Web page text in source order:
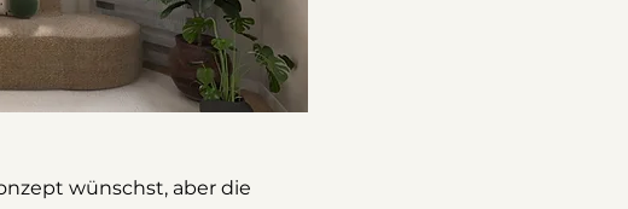
wünschst, aber die